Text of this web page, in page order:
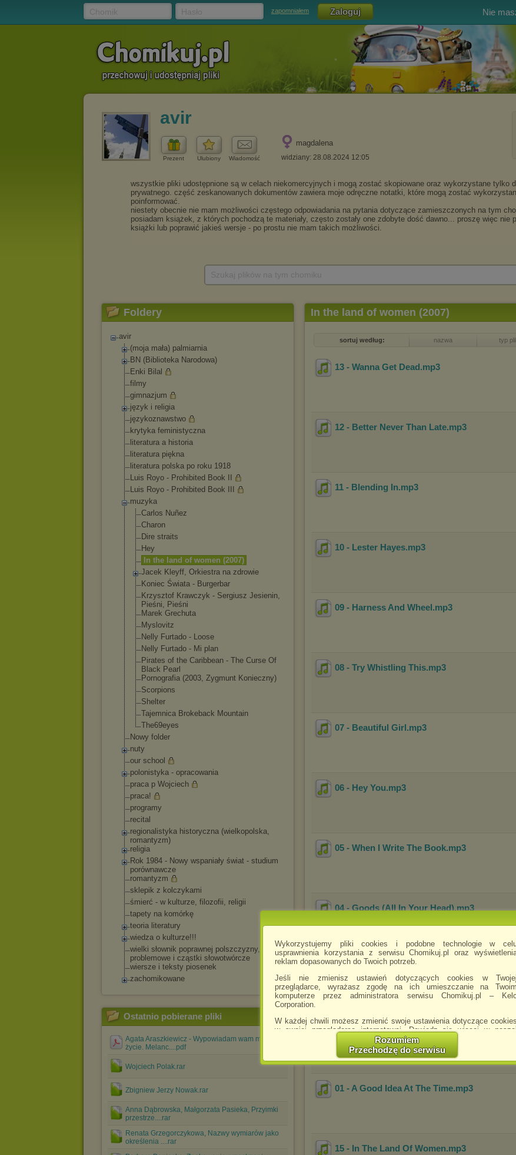
Wykorzystujemy pliki cookies i podobne technologie w
usprawnienia korzystania z serwisu Chomikuj.pl oraz
reklam dopasowanych do Twoich potrzeb.
Jeśli nie zmienisz ustawień dotyczących cookies w Twojej
przeglądarce, wyrażasz zgodę na ich umieszczanie na Twoim
komputerze przez administratora serwisu Chomikuj.pl –
Corporation.
W każdej chwili możesz zmienić swoje ustawienia dotyczące cookies
w swojej przeglądarce internetowej. Dowiedz się więcej w naszej
http://chomikuj.pl/PolitykaPrywatnosci.aspx
Jednocześnie informujemy że zmiana ustawień przeglądarki może
spowodować ograniczenie korzystania ze strony Chomikuj.pl.
W przypadku braku twojej zgody na akceptację cookies niestety
prosimy o opuszczenie serwisu chomikuj.pl.
Wykorzystanie plików cookies
(dostosowanie reklam do Twoich potrzeb, analiza skuteczności działań
Wyrażenie sprzeciwu spowoduje, że wyświetlana Ci reklama nie
będzie dopasowana do Twoich preferencji, a będzie to reklama
Rozumiem
Przechodzę do serwisu
zapomniałem Nie
avir
Prezent Ulubiony Wiadomość
magdalena
widziany: 28.08.2024 12:05
Foldery
avir
(moja mała) palmiarnia
BN (Biblioteka Narodowa)
Enki Bilal
filmy
gimnazjum
język i religia
językoznawstwo
krytyka feministyczna
literatura a historia
literatura piękna
literatura polska po roku 1918
Luis Royo - Prohibited Book II
Luis Royo - Prohibited Book III
muzyka
Carlos Nuñez
Charon
Dire straits
Hey
In the land of women (2007)
Jacek Kleyff, Orkiestra na zdrowie
Koniec Świata - Burgerbar
Krzysztof Krawczyk - Sergiusz Jesienin,
Pieśni, Pieśni
Marek Grechuta
Myslovitz
Nelly Furtado - Loose
Nelly Furtado - Mi plan
Pirates of the Caribbean - The Curse Of
Black Pearl
Pornografia (2003, Zygmunt Konieczny)
Scorpions
Shelter
Tajemnica Brokeback Mountain
The69eyes
Nowy folder
nuty
our school
polonistyka - opracowania
praca p Wojciech
praca!
programy
recital
regionalistyka historyczna (wielkopolska,
romantyzm)
religia
Rok 1984 - Nowy wspaniały świat - studium
porównawcze
romantyzm
sklepik z kolczykami
śmierć - w kulturze, filozofii, religii
tapety na komórkę
teoria literatury
wiedza o kulturze!!!
wielki słownik poprawnej polszczyzny, hasła
problemowe i cząstki słowotwórcze
wiersze i teksty piosenek
zachomikowane
Ostatnio pobierane pliki
Agata Araszkiewicz - Wypowiadam wam moje
życie. Melanc....pdf
Wojciech Polak.rar
Zbigniew Jerzy Nowak.rar
Anna Dąbrowska, Małgorzata Pasieka, Przyimki
przestrze....rar
Renata Grzegorczykowa, Nazwy wymiarów jako
określenia ....rar
In the land of women (2007)
sortuj według: nazwa typ
13 - Wanna Get Dead .mp3
12 - Better Never Than Late.mp3
11 - Blending In.mp3
10 - Lester Hayes.mp3
09 - Harness And Wheel .mp3
08 - Try Whistling This.mp3
07 - Beautiful Girl .mp3
06 - Hey You.mp3
05 - When I Write The Book.mp3
04 - Goods (All In Your Head).mp3
03 - Publish My Love
02 - Spanish Stroll.mp3
01 - A Good Idea At The Time.mp3
15 - In The Land Of Women.mp3